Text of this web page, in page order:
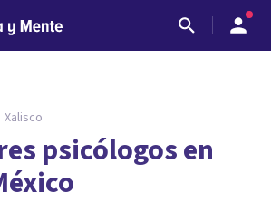
para encontrar el
breves preguntas y te ofreceremos
Xalisco
psicólogos en